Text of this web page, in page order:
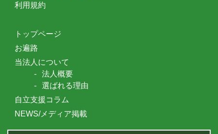
利用規約
トップページ
お遍路
当法人について
法人概要
選ばれる理由
自立支援コラム
NEWS/メディア掲載